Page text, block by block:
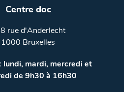
Centre doc
rue d'Anderlecht
1000 Bruxelles
lundi, mardi, mercredi et
de 9h30 à 16h30